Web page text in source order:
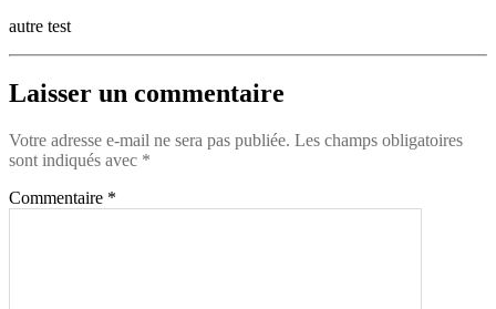
autre test
Laisser un commentaire
Votre adresse e-mail ne sera pas publiée. Les champs obligatoires
sont indiqués avec *
Commentaire *